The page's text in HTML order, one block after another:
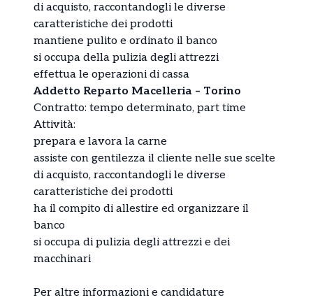
di acquisto, raccontandogli le diverse
caratteristiche dei prodotti
mantiene pulito e ordinato il banco
si occupa della pulizia degli attrezzi
effettua le operazioni di cassa
Addetto Reparto Macelleria – Torino
Contratto: tempo determinato, part time
Attività:
prepara e lavora la carne
assiste con gentilezza il cliente nelle sue scelte
di acquisto, raccontandogli le diverse
caratteristiche dei prodotti
ha il compito di allestire ed organizzare il
banco
si occupa di pulizia degli attrezzi e dei
macchinari
Per altre informazioni e candidature